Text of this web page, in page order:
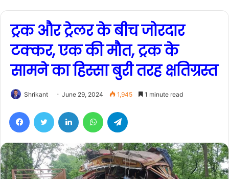
ट्रक और ट्रेलर के बीच जोरदार
टक्कर, एक की मौत, ट्रक के
सामने का हिस्सा बुरी तरह क्षतिग्रस्त
Shrikant June 29, 2024 1,945 1 minute read